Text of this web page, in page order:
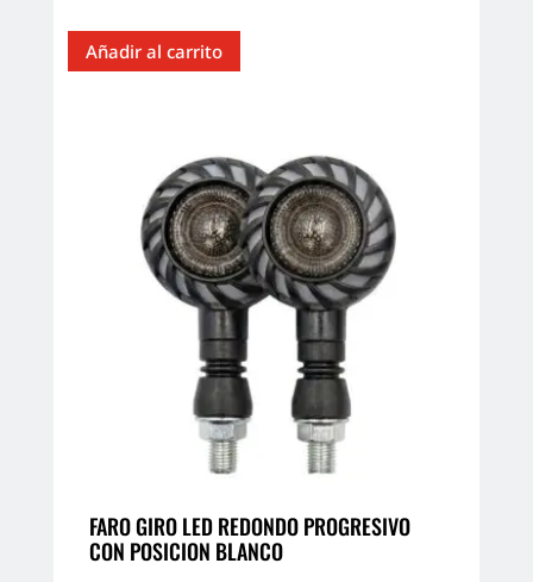
Añadir al carrito
FARO GIRO LED REDONDO PROGRESIVO
CON POSICION BLANCO